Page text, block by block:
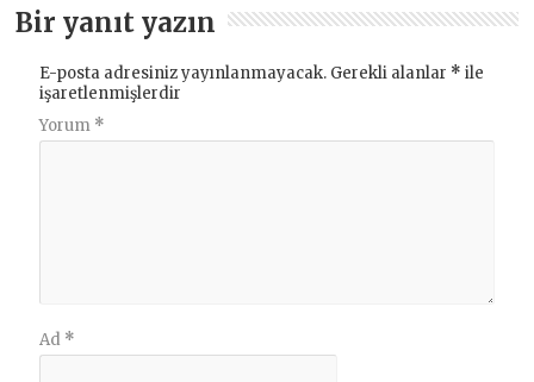
Bir yanıt yazın
E-posta adresiniz yayınlanmayacak. Gerekli alanlar * ile
işaretlenmişlerdir
Yorum *
Ad *